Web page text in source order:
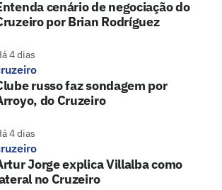
cenário de negociação do
por Brian Rodríguez
4 dias
russo faz sondagem por
do Cruzeiro
4 dias
Jorge explica Villalba como
no Cruzeiro